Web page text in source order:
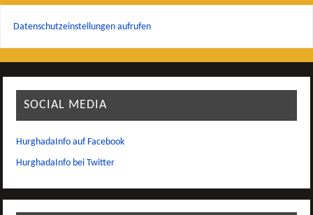
Datenschutzeinstellungen aufrufen
SOCIAL MEDIA
HurghadaInfo auf Facebook
HurghadaInfo bei Twitter